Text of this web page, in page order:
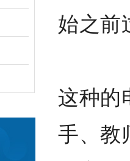
始之前
这种的
手、教